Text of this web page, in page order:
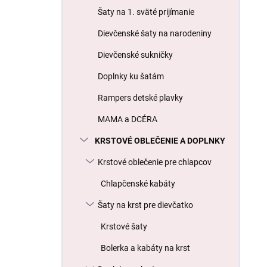
Šaty na 1. sväté prijímanie
Dievčenské šaty na narodeniny
Dievčenské sukničky
Doplnky ku šatám
Rampers detské plavky
MAMA a DCÉRA
KRSTOVÉ OBLEČENIE A DOPLNKY
Krstové oblečenie pre chlapcov
Chlapčenské kabáty
Šaty na krst pre dievčatko
Krstové šaty
Bolerka a kabáty na krst